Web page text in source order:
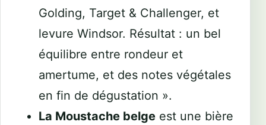
Golding, Target & Challenger, et
levure Windsor. Résultat : un bel
équilibre entre rondeur et
amertume, et des notes végétales
en fin de dégustation ».
La Moustache belge est une bière